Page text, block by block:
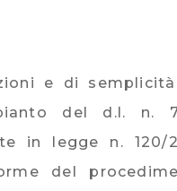
e di
del d.l. n.
in legge n.
del